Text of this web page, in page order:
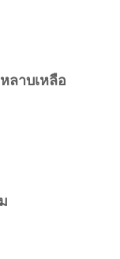
ลาบเหลือ